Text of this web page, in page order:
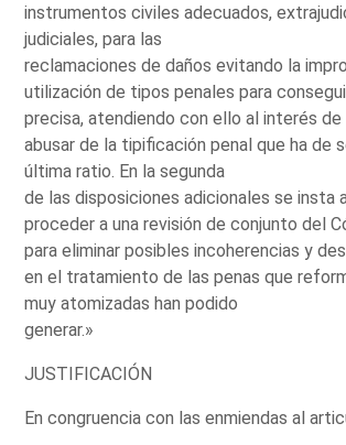
instrumentos civiles adecuados,
judiciales, para las
reclamaciones de daños evitando la
utilización de tipos penales para
precisa, atendiendo con ello al interés
abusar de la tipificación penal que ha de
última ratio. En la segunda
de las disposiciones adicionales se insta
proceder a una revisión de conjunto del
para eliminar posibles incoherencias y
en el tratamiento de las penas que
muy atomizadas han podido
generar.»
JUSTIFICACIÓN
En congruencia con las enmiendas al